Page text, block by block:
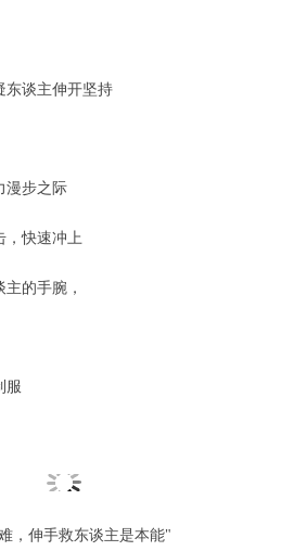
东谈主伸开坚持
漫步之际
，快速冲上
的手腕，
服
，伸手救东谈主是本能"